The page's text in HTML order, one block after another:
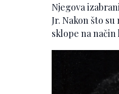
Njegova
Jr. Nakon što
sklope na